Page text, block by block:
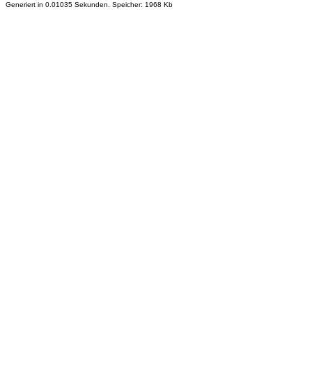
Generiert in 0.01035 Sekunden. Speicher: 1968 Kb